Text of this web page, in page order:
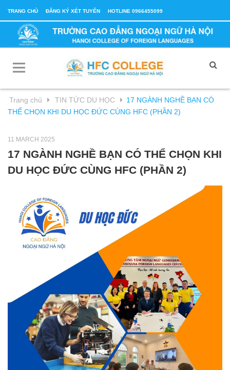
TRANG CHỦ ĐĂNG KÝ XÉT TUYỂN HOTLINE 0966455099
Trang chủ TIN TỨC DU HỌC
17 NGÀNH NGHỀ BẠN CÓ
THỂ CHỌN KHI DU HỌC ĐỨC CÙNG HFC (PHẦN 2)
11 MARCH 2025
17 NGÀNH NGHỀ BẠN CÓ THỂ CHỌN KHI
DU HỌC ĐỨC CÙNG HFC (PHẦN 2)